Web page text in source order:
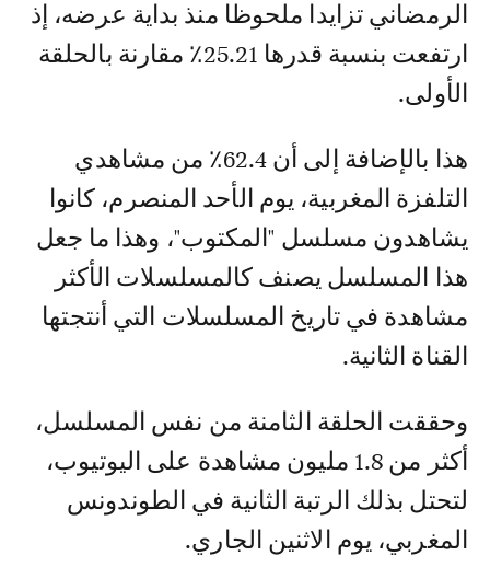
الرمضاني تزايدا ملحوظا منذ بداية عرضه، إذ
ارتفعت بنسبة قدرها 25.21٪ مقارنة بالحلقة
الأولى.
هذا بالإضافة إلى أن 62.4٪ من مشاهدي
التلفزة المغربية، يوم الأحد المنصرم، كانوا
يشاهدون مسلسل "المكتوب"، وهذا ما جعل
هذا المسلسل يصنف كالمسلسلات الأكثر
مشاهدة في تاريخ المسلسلات التي أنتجتها
القناة الثانية.
وحققت الحلقة الثامنة من نفس المسلسل،
أكثر من 1.8 مليون مشاهدة على اليوتيوب،
لتحتل بذلك الرتبة الثانية في الطوندونس
المغربي، يوم الاثنين الجاري.